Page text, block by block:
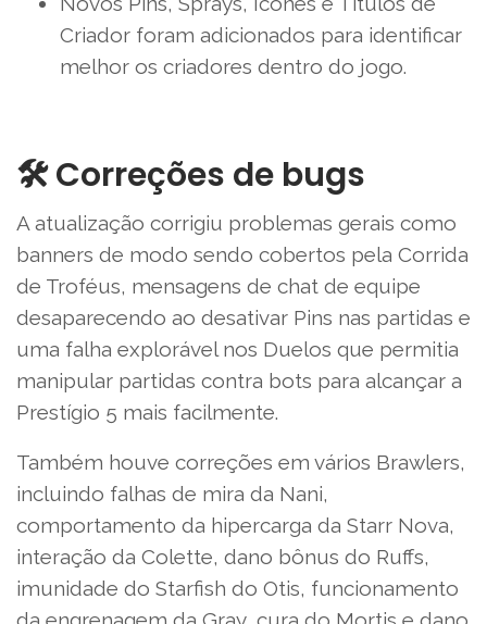
Criador foram adicionados para identificar
melhor os criadores dentro do jogo.
🛠️ Correções de bugs
A atualização corrigiu problemas gerais como
banners de modo sendo cobertos pela Corrida
de Troféus, mensagens de chat de equipe
desaparecendo ao desativar Pins nas partidas e
uma falha explorável nos Duelos que permitia
manipular partidas contra bots para alcançar a
Prestígio 5 mais facilmente.
Também houve correções em vários Brawlers,
incluindo falhas de mira da Nani,
comportamento da hipercarga da Starr Nova,
interação da Colette, dano bônus do Ruffs,
imunidade do Starfish do Otis, funcionamento